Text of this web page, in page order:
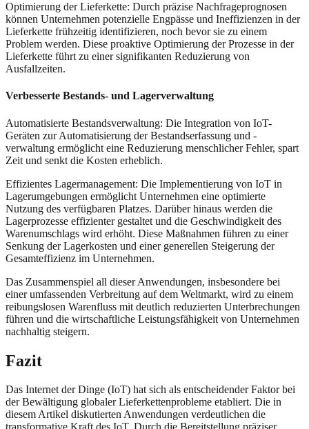
Optimierung der Lieferkette: Durch präzise Nachfrageprognosen
können Unternehmen potenzielle Engpässe und Ineffizienzen in der
Lieferkette frühzeitig identifizieren, noch bevor sie zu einem
Problem werden. Diese proaktive Optimierung der Prozesse in der
Lieferkette führt zu einer signifikanten Reduzierung von
Ausfallzeiten.
Verbesserte Bestands- und Lagerverwaltung
Automatisierte Bestandsverwaltung: Die Integration von IoT-
Geräten zur Automatisierung der Bestandserfassung und -
verwaltung ermöglicht eine Reduzierung menschlicher Fehler, spart
Zeit und senkt die Kosten erheblich.
Effizientes Lagermanagement: Die Implementierung von IoT in
Lagerumgebungen ermöglicht Unternehmen eine optimierte
Nutzung des verfügbaren Platzes. Darüber hinaus werden die
Lagerprozesse effizienter gestaltet und die Geschwindigkeit des
Warenumschlags wird erhöht. Diese Maßnahmen führen zu einer
Senkung der Lagerkosten und einer generellen Steigerung der
Gesamteffizienz im Unternehmen.
Das Zusammenspiel all dieser Anwendungen, insbesondere bei
einer umfassenden Verbreitung auf dem Weltmarkt, wird zu einem
reibungslosen Warenfluss mit deutlich reduzierten Unterbrechungen
führen und die wirtschaftliche Leistungsfähigkeit von Unternehmen
nachhaltig steigern.
Fazit
Das Internet der Dinge (IoT) hat sich als entscheidender Faktor bei
der Bewältigung globaler Lieferkettenprobleme etabliert. Die in
diesem Artikel diskutierten Anwendungen verdeutlichen die